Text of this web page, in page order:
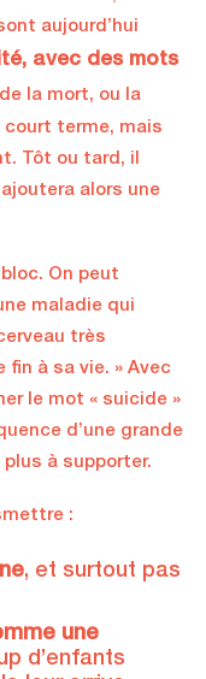
aujourd’hui
avec des mots
la mort, ou la
terme, mais
Tôt ou tard, il
alors une
On peut
maladie qui
très
à sa vie. » Avec
le mot « suicide »
d’une grande
plus à supporter.
:
, et surtout pas
une
d’enfants